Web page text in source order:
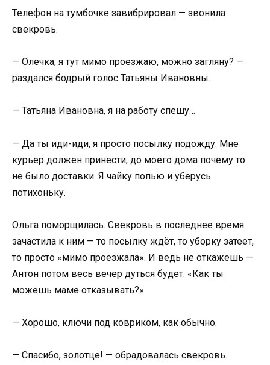
Телефон на тумбочке завибрировал — звонила
свекровь.
— Олечка, я тут мимо проезжаю, можно загляну? —
раздался бодрый голос Татьяны Ивановны.
— Татьяна Ивановна, я на работу спешу…
— Да ты иди-иди, я просто посылку подожду. Мне
курьер должен принести, до моего дома почему то
не было доставки. Я чайку попью и уберусь
потихоньку.
Ольга поморщилась. Свекровь в последнее время
зачастила к ним — то посылку ждёт, то уборку затеет,
то просто «мимо проезжала». И ведь не откажешь —
Антон потом весь вечер дуться будет: «Как ты
можешь маме отказывать?»
— Хорошо, ключи под ковриком, как обычно.
— Спасибо, золотце! — обрадовалась свекровь.